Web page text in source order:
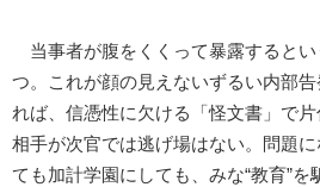
当事者が腹をくくって暴露すると
つ。これが顔の見えないずるい内部
れば、信憑性に欠ける「怪文書」で片
相手が次官では逃げ場はない。問題
ても加計学園にしても、みな“教育”を